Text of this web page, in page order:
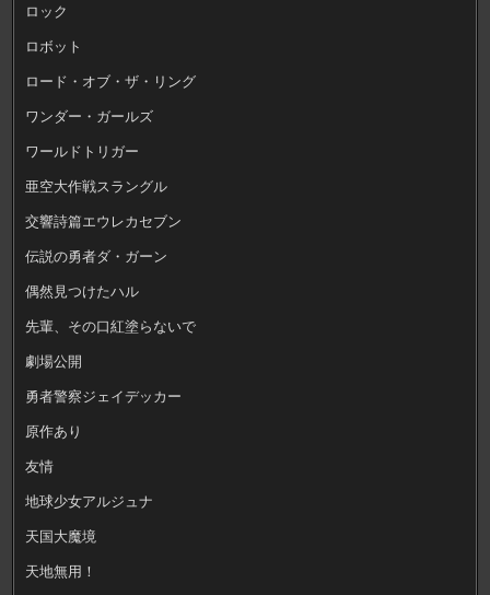
ロック
ロボット
ロード・オブ・ザ・リング
ワンダー・ガールズ
ワールドトリガー
亜空大作戦スラングル
交響詩篇エウレカセブン
伝説の勇者ダ・ガーン
偶然見つけたハル
先輩、その口紅塗らないで
劇場公開
勇者警察ジェイデッカー
原作あり
友情
地球少女アルジュナ
天国大魔境
天地無用！